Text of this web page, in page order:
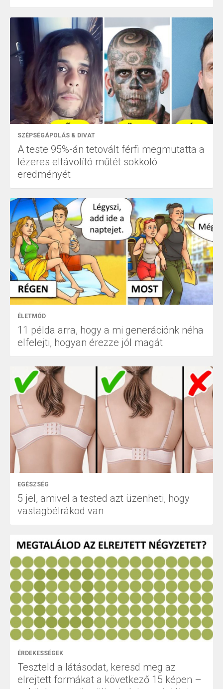
SZÉPSÉGÁPOLÁS & DIVAT
A teste 95%-án tetovált férfi megmutatta a
lézeres eltávolító műtét sokkoló
eredményét
ÉLETMÓD
11 példa arra, hogy a mi generációnk néha
elfelejti, hogyan érezze jól magát
EGÉSZSÉG
5 jel, amivel a tested azt üzenheti, hogy
vastagbélrákod van
ÉRDEKESSÉGEK
Teszteld a látásodat, keresd meg az
elrejtett formákat a következő 15 képen –